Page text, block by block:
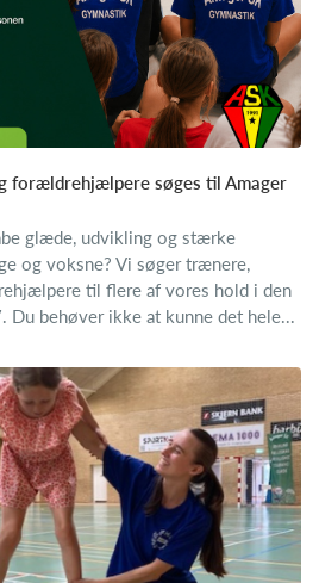
forældrehjælpere søges til Amager
glæde, udvikling og stærke
og voksne? Vi søger trænere,
til flere af vores hold i den
behøver ikke at kunne det hele...